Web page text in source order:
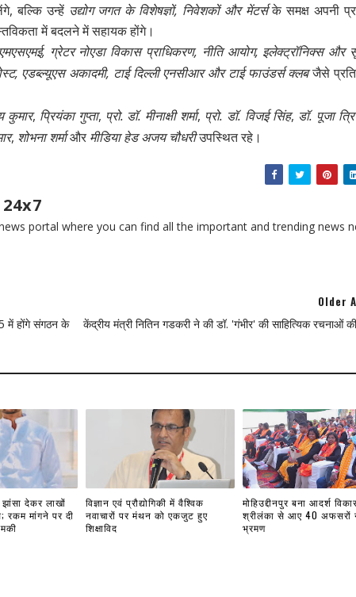
बल्कि उन्हें उद्योग जगत के विशेषज्ञों, निवेशकों और मेंटर्सके समक्ष अपनी
में बदलने में सहायक होंगे।
ग्रेटर नोएडा विकास प्राधिकरण, नीति आयोग, इलेक्ट्रॉनिक्स और
एडब्ल्यूएस अकादमी, टाई दिल्ली एनसीआर और टाई फाउंडर्स क्लबजैसे
कुमार, प्रियंका गुप्ता, प्रो. डॉ. मीनाक्षी शर्मा, प्रो. डॉ. विजई सिंह, डॉ. पूजा
, शोभना शर्माऔर मीडिया हेड अजय चौधरीउपस्थित रहे।
portal where you can find all the important and trending news
में होंगे संगठन के
Older
केंद्रीय मंत्री नितिन गडकरी ने की डॉ. 'गंभीर' की साहित्यिक रचनाओं
झांसा देकर लाखों
रकम मांगने पर दी
विज्ञान एवं प्रौद्योगिकी में वैश्विक
नवाचारों पर मंथन को एकजुट हुए
शिक्षाविद
मोहिउद्दीनपुर बना आदर्श
श्रीलंका से आए 40 अफसरों
भ्रमण